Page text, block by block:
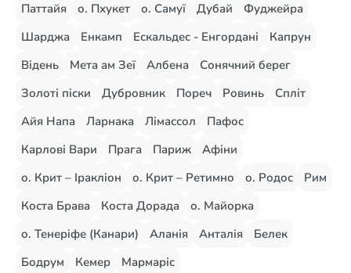
Паттайя
о. Пхукет о. Самуї Дубай
Фуджейра
Шарджа
Енкамп Ескальдес - Енгордані
Капрун
Відень
Мета ам Зеї Албена
Сонячний берег
Золоті піски
Дубровник Пореч Ровинь
Спліт
Айя Напа
Ларнака Лімассол
Пафос
Карлові Вари
Прага Париж
Афіни
о. Крит – Іракліон
о. Крит – Ретимно о. Родос
Рим
Коста Брава
Коста Дорада
о. Майорка
о. Тенеріфе (Канари)
Аланія Анталія
Белек
Бодрум
Кемер Мармаріс